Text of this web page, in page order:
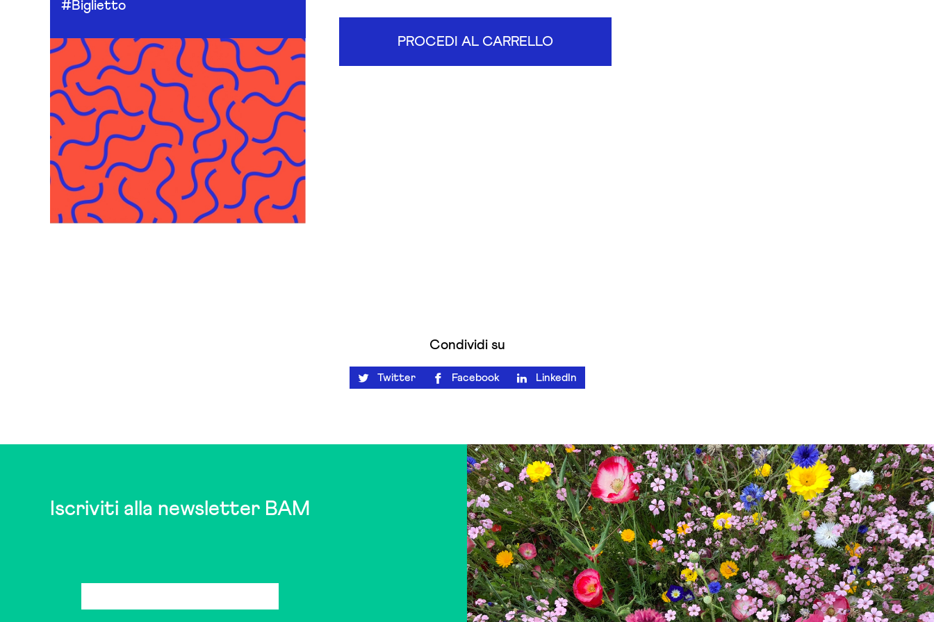
#Biglietto
PROCEDI AL CARRELLO
Condividi su
Twitter Facebook LinkedIn
Iscriviti alla newsletter BAM